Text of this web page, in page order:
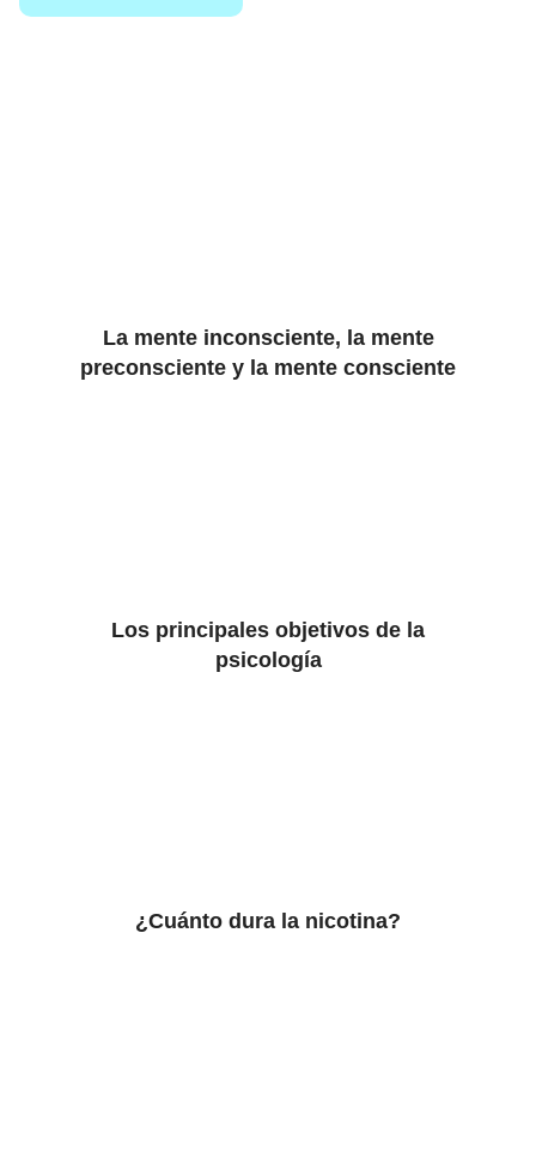
La mente inconsciente, la mente
preconsciente y la mente consciente
Los principales objetivos de la
psicología
¿Cuánto dura la nicotina?